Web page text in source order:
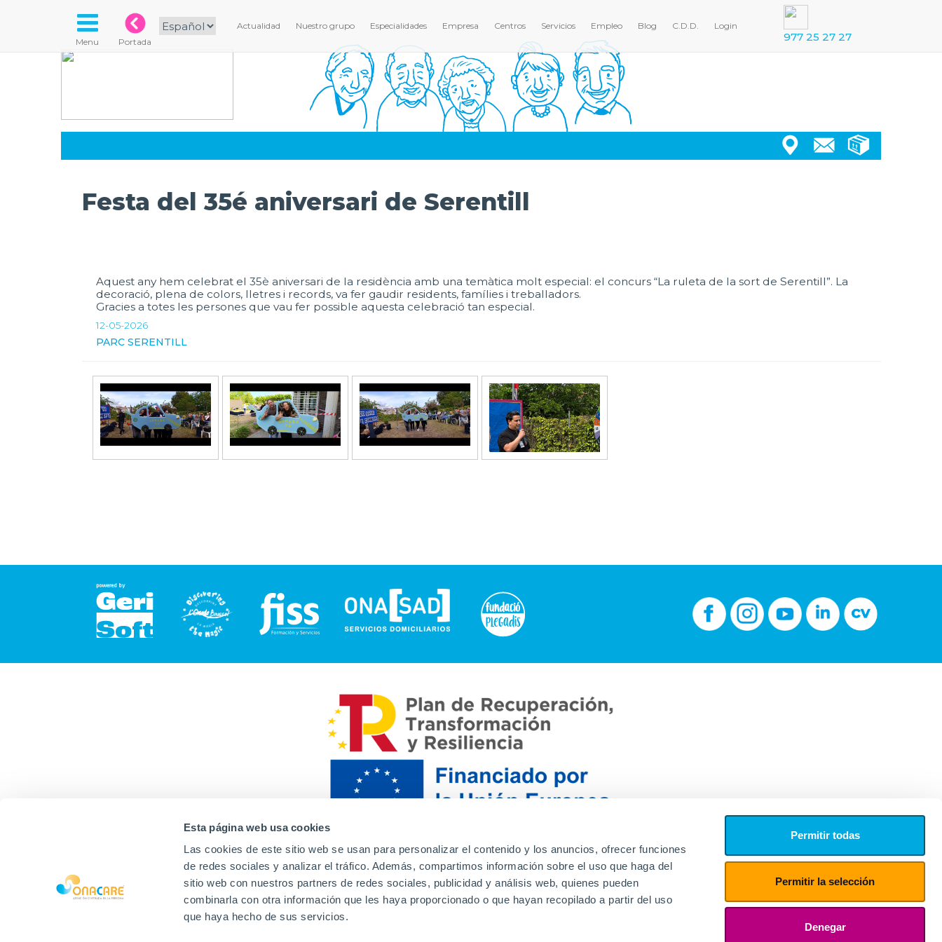
Esta página web usa cookies
Las cookies de este sitio web se usan para personalizar el contenido y los anuncios, ofrecer funciones
de redes sociales y analizar el tráfico. Además, compartimos información sobre el uso que haga del
sitio web con nuestros partners de redes sociales, publicidad y análisis web, quienes pueden
combinarla con otra información que les haya proporcionado o que hayan recopilado a partir del uso
que haya hecho de sus servicios.
Permitir todas
Permitir la selección
Denegar
Actualidad Nuestro grupo Especialidades Empresa Centros Servicios Empleo Blog C.D.D. Login
977 25 27 27
Menu Portada
Festa del 35é aniversari de Serentill
Aquest any hem celebrat el 35è aniversari de la residència amb una temàtica molt especial: el concurs “La ruleta de la sort de Serentill”. La
decoració, plena de colors, lletres i records, va fer gaudir residents, famílies i treballadors.
Gracies a totes les persones que vau fer possible aquesta celebració tan especial.
12-05-2026
PARC SERENTILL
Contacto Canal de denuncias Envia tu CV
Proveedores
Aviso Legal